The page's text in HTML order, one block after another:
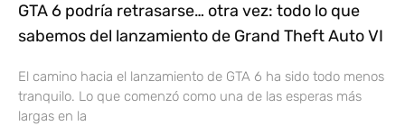
GTA 6 podría retrasarse… otra vez: todo lo que
sabemos del lanzamiento de Grand Theft Auto VI
El camino hacia el lanzamiento de GTA 6 ha sido todo menos
tranquilo. Lo que comenzó como una de las esperas más
largas en la